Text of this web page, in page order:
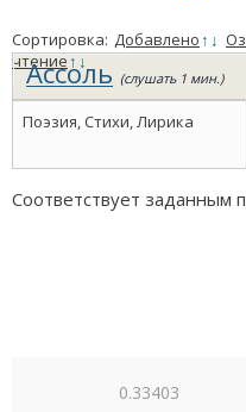
Сортировка: Добавлено↑ ↓
чтение↑↓
Ассоль (слушать 1 мин.)
Поэзия, Стихи, Лирика
Соответствует заданным
0.33403